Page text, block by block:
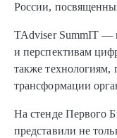
России,
TAdviser SummIT —
и перспективам
также технологиям,
трансформации
На стенде Первого
представили не